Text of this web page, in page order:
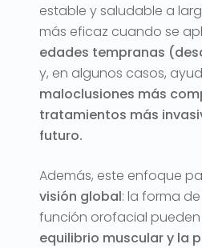
estable y saludable a
más eficaz cuando se
edades tempranas
y, en algunos casos,
maloclusiones más
tratamientos más
futuro.
Además, este enfoque
visión global: la forma
función orofacial pueden
equilibrio muscular y la